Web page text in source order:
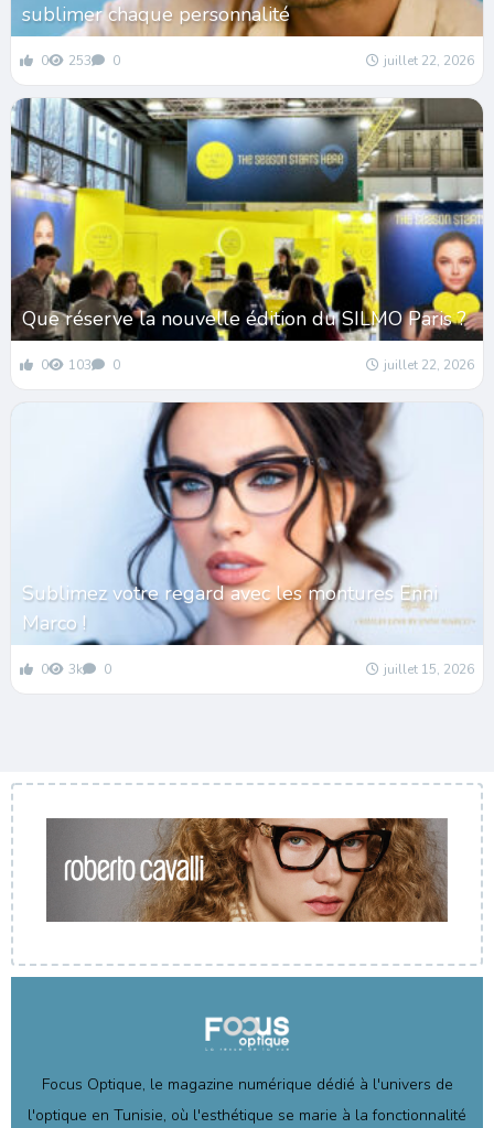
sublimer chaque personnalité
0 253 0 juillet 22, 2026
Que réserve la nouvelle édition du SILMO Paris ?
0 103 0 juillet 22, 2026
Sublimez votre regard avec les montures Enni
Marco !
0 3k 0 juillet 15, 2026
Focus Optique, le magazine numérique dédié à l'univers de
l'optique en Tunisie, où l'esthétique se marie à la fonctionnalité